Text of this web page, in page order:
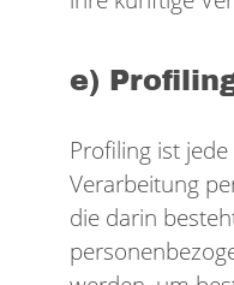
e)
Profiling ist
Verarbeitung
die darin